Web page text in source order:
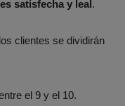
satisfecha y leal.
clientes se dividirán
el 9 y el 10.